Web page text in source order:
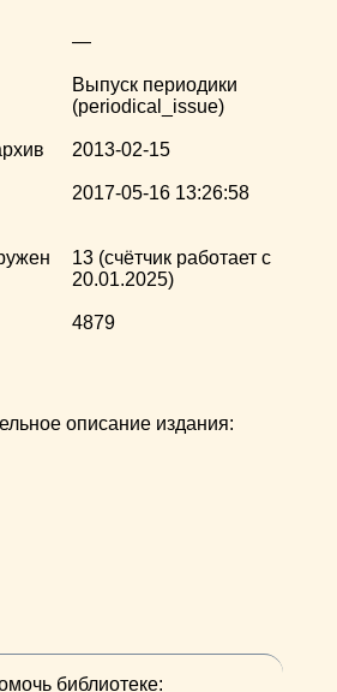
—
Выпуск периодики
(periodical_issue)
2013-02-15
2017-05-16 13:26:58
13 (счётчик работает с
20.01.2025)
4879
описание издания:
библиотеке: